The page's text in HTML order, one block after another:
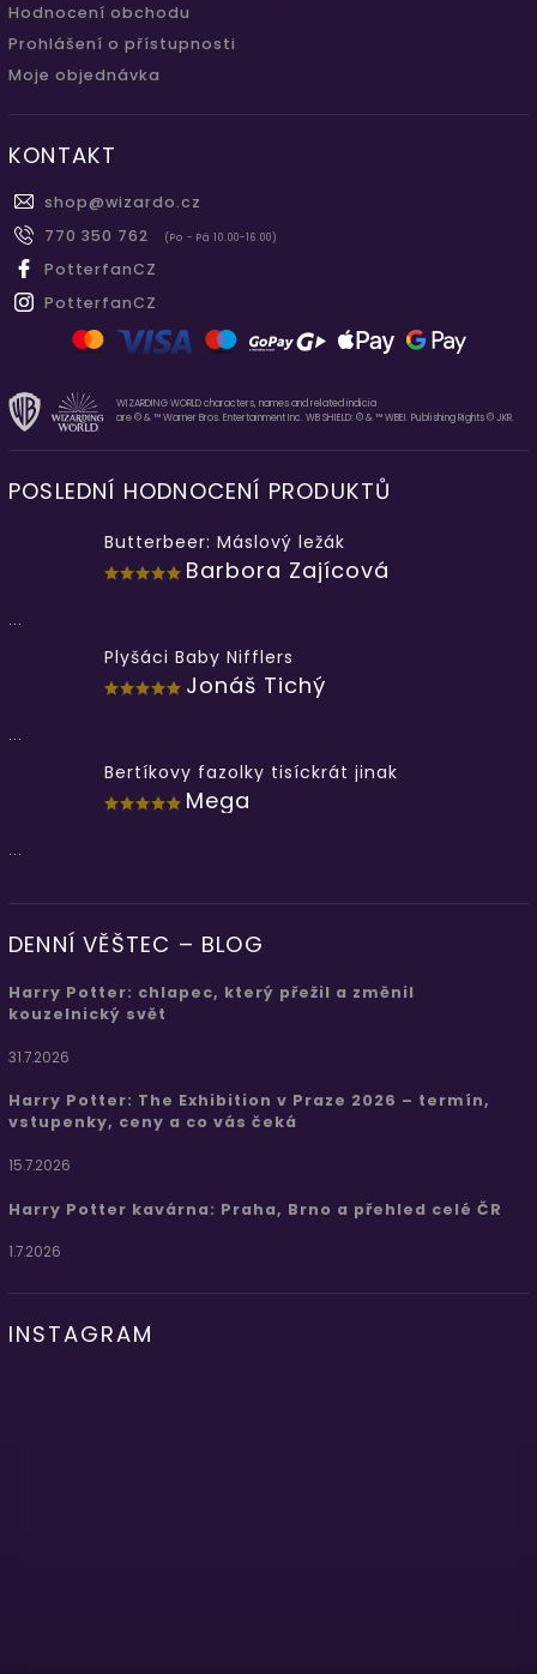
Hodnocení obchodu
Prohlášení o přístupnosti
Moje objednávka
KONTAKT
shop@wizardo.cz
770 350 762
(Po - Pá 10.00-16.00)
PotterfanCZ
PotterfanCZ
WIZARDING WORLD characters, names and related indicia
are © & ™ Warner Bros. Entertainment Inc. WB SHIELD: © & ™ WBEI. Publishing Rights © JKR.
POSLEDNÍ HODNOCENÍ PRODUKTŮ
Butterbeer: Máslový ležák
Barbora Zajícová
...
Plyšáci Baby Nifflers
Jonáš Tichý
...
Bertíkovy fazolky tisíckrát jinak
Mega
...
DENNÍ VĚŠTEC – BLOG
Harry Potter: chlapec, který přežil a změnil
kouzelnický svět
31.7.2026
Harry Potter: The Exhibition v Praze 2026 – termín,
vstupenky, ceny a co vás čeká
15.7.2026
Harry Potter kavárna: Praha, Brno a přehled celé ČR
1.7.2026
INSTAGRAM